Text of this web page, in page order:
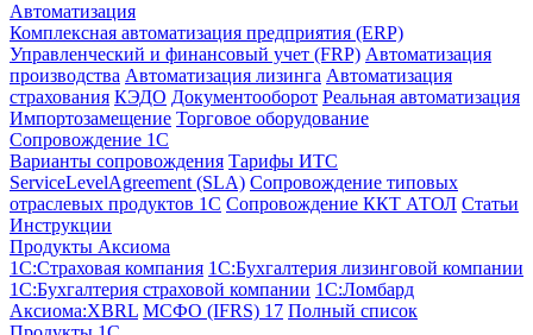
Автоматизация
Комплексная автоматизация предприятия (ERP)
Управленческий и финансовый учет (FRP) Автоматизация
производства Автоматизация лизинга Автоматизация
страхования КЭДО Документооборот Реальная автоматизация
Импортозамещение Торговое оборудование
Сопровождение 1С
Варианты сопровождения Тарифы ИТС
ServiceLevelAgreement (SLA) Сопровождение типовых
отраслевых продуктов 1С Сопровождение ККТ АТОЛ Статьи
Инструкции
Продукты Аксиома
1С:Страховая компания 1С:Бухгалтерия лизинговой компании
1С:Бухгалтерия страховой компании 1С:Ломбард
Аксиома:XBRL МСФО (IFRS) 17 Полный список